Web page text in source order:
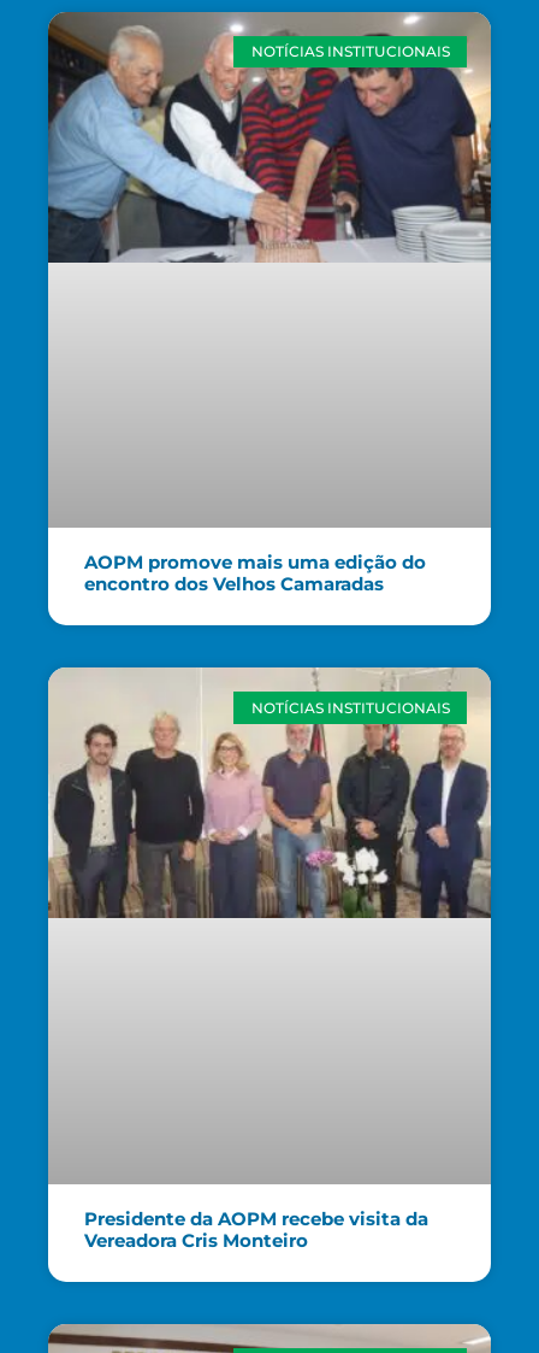
NOTÍCIAS INSTITUCIONAIS
AOPM promove mais uma edição do
encontro dos Velhos Camaradas
NOTÍCIAS INSTITUCIONAIS
Presidente da AOPM recebe visita da
Vereadora Cris Monteiro